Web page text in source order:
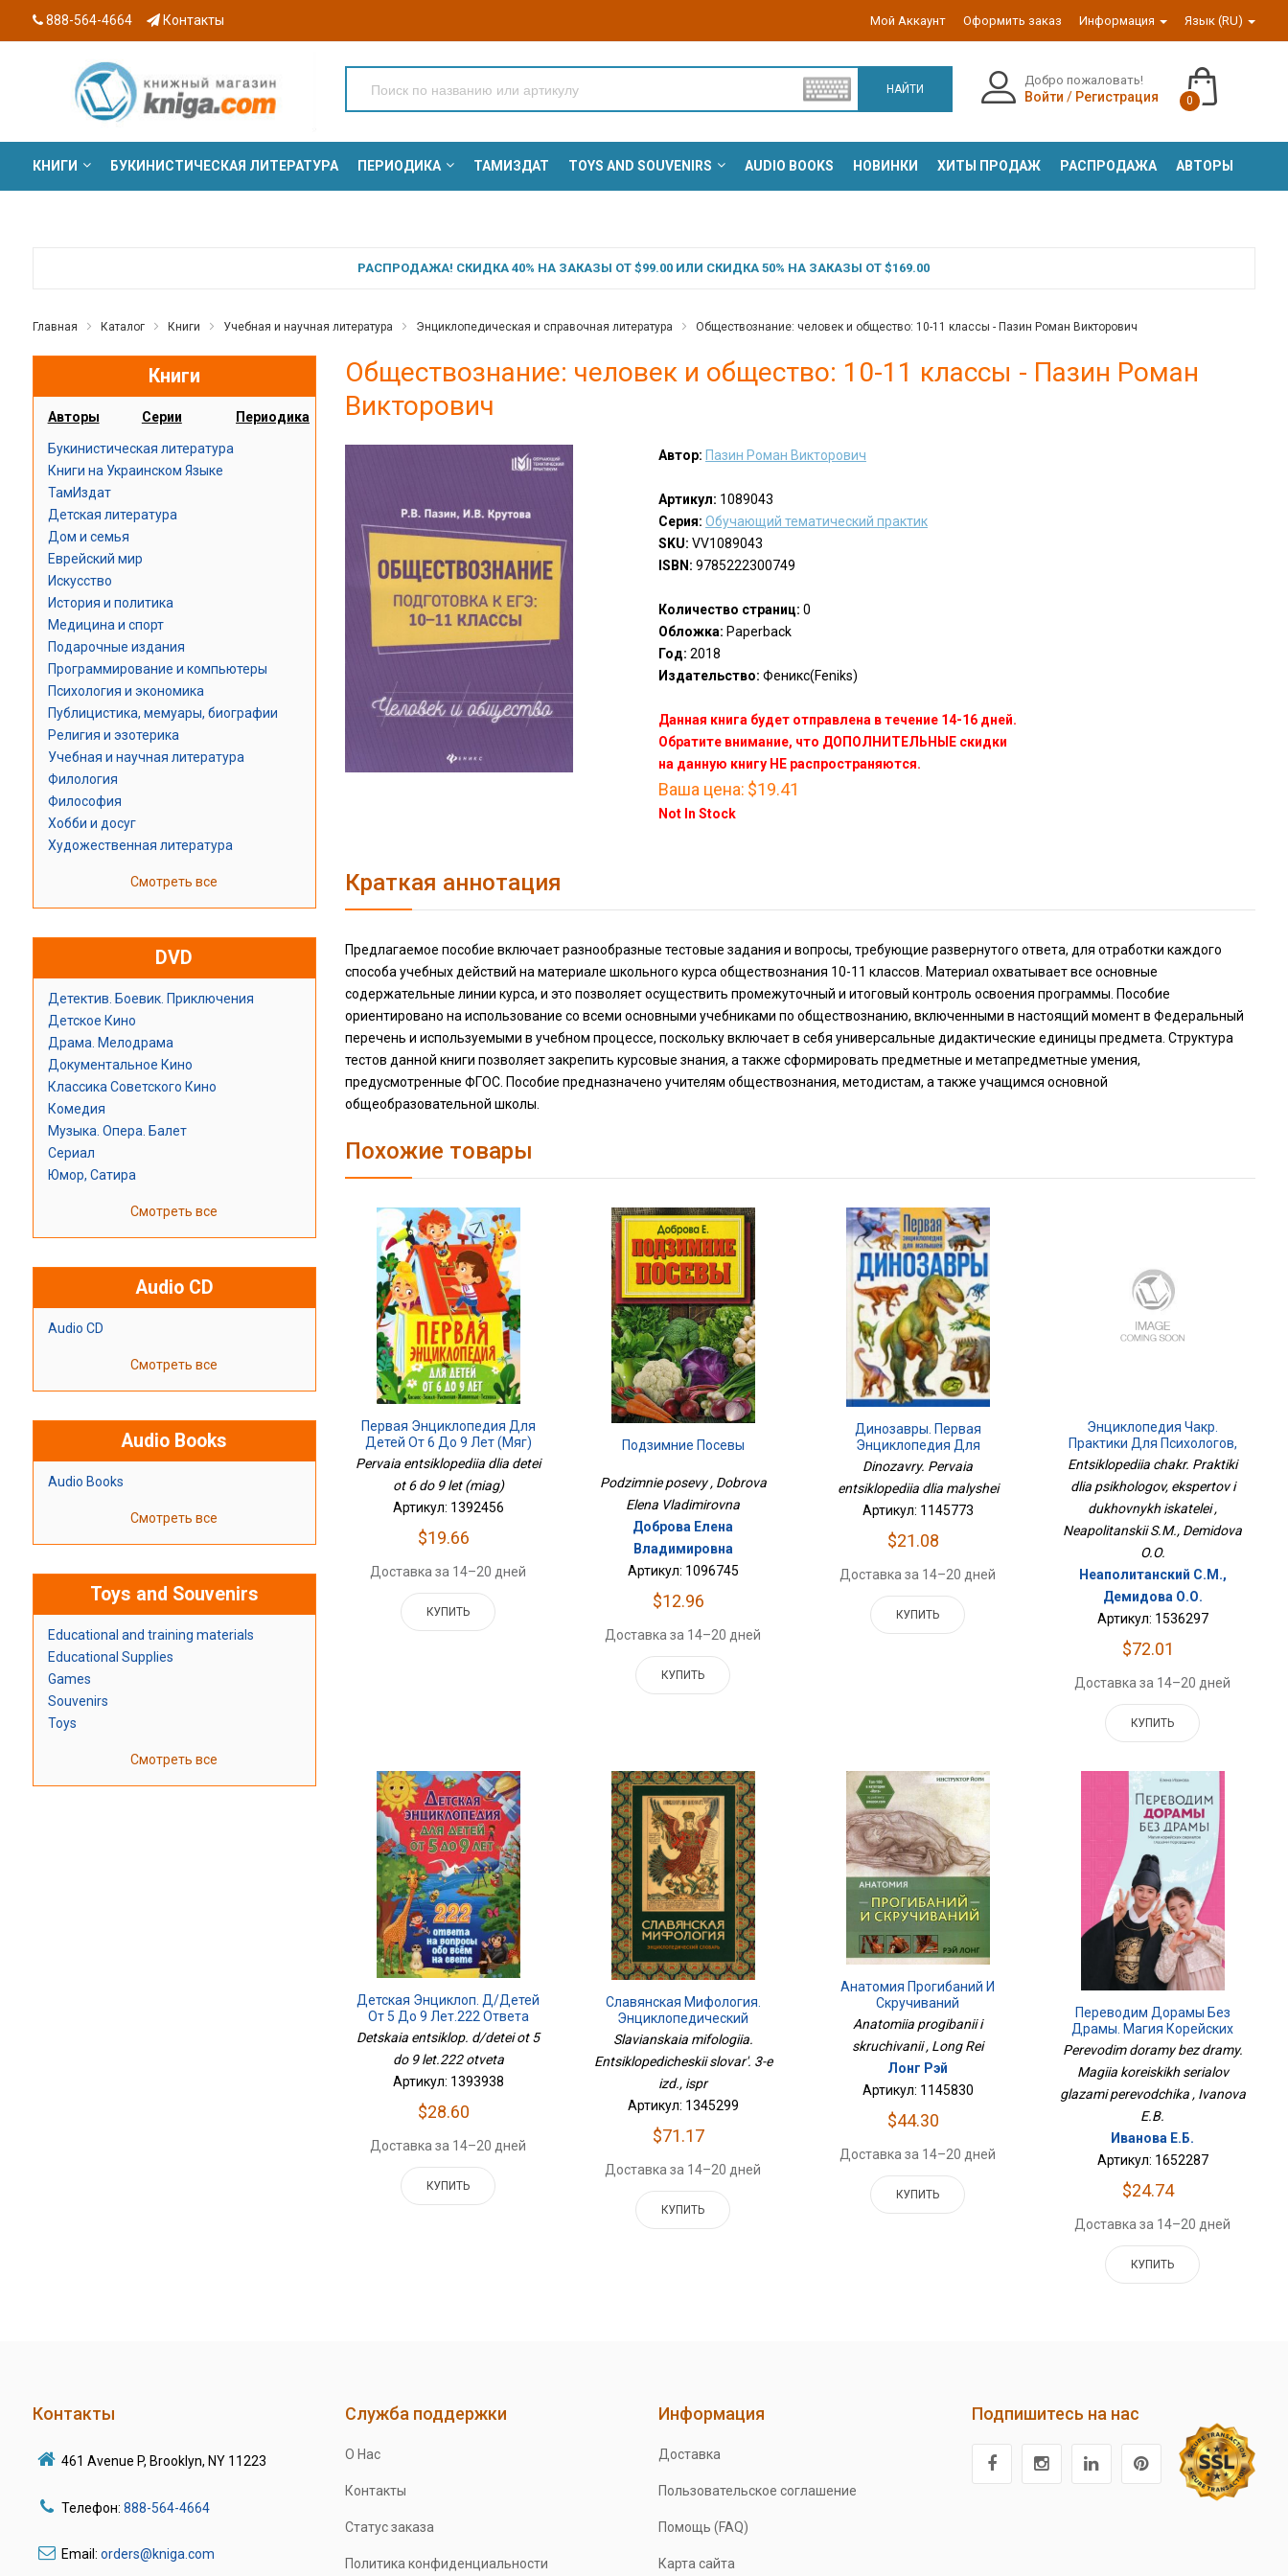
888-564-4664 Контакты Мой Аккаунт Оформить заказ Информация Язык (RU)
НАЙТИ
Добро пожаловать!
Войти / Регистрация 0
КНИГИ БУКИНИСТИЧЕСКАЯ ЛИТЕРАТУРА ПЕРИОДИКА ТАМИЗДАТ TOYS AND SOUVENIRS AUDIO BOOKS НОВИНКИ ХИТЫ ПРОДАЖ РАСПРОДАЖА АВТОРЫ
РАСПРОДАЖА! СКИДКА 40% НА ЗАКАЗЫ ОТ $99.00 ИЛИ СКИДКА 50% НА ЗАКАЗЫ ОТ $169.00
Главная Каталог Книги Учебная и научная литература Энциклопедическая и справочная литература Обществознание: человек и общество: 10-11 классы - Пазин Роман Викторович
Книги
Авторы Серии Периодика
Букинистическая литература
Книги на Украинском Языке
ТамИздат
Детская литература
Дом и семья
Еврейский мир
Искусство
История и политика
Медицина и спорт
Подарочные издания
Программирование и компьютеры
Психология и экономика
Публицистика, мемуары, биографии
Религия и эзотерика
Учебная и научная литература
Филология
Философия
Хобби и досуг
Художественная литература
Смотреть все
DVD
Детектив. Боевик. Приключения
Детское Кино
Драма. Мелодрама
Документальное Кино
Классика Советского Кино
Комедия
Музыка. Опера. Балет
Сериал
Юмор, Сатира
Смотреть все
Audio CD
Audio CD
Смотреть все
Audio Books
Audio Books
Смотреть все
Toys and Souvenirs
Educational and training materials
Educational Supplies
Games
Souvenirs
Toys
Смотреть все
Обществознание: человек и общество: 10-11 классы - Пазин Роман
Викторович
Автор: Пазин Роман Викторович
Артикул: 1089043
Серия: Обучающий тематический практик
SKU: VV1089043
ISBN: 9785222300749
Количество страниц: 0
Обложка: Paperback
Год: 2018
Издательство: Феникс(Feniks)
Данная книга будет отправлена в течение 14-16 дней.
Обратите внимание, что ДОПОЛНИТЕЛЬНЫЕ скидки
на данную книгу НЕ распространяются.
Ваша цена: $19.41
Not In Stock
Краткая аннотация
Предлагаемое пособие включает разнообразные тестовые задания и вопросы, требующие развернутого ответа, для отработки каждого
способа учебных действий на материале школьного курса обществознания 10-11 классов. Материал охватывает все основные
содержательные линии курса, и это позволяет осуществить промежуточный и итоговый контроль освоения программы. Пособие
ориентировано на использование со всеми основными учебниками по обществознанию, включенными в настоящий момент в Федеральный
перечень и используемыми в учебном процессе, поскольку включает в себя универсальные дидактические единицы предмета. Структура
тестов данной книги позволяет закрепить курсовые знания, а также сформировать предметные и метапредметные умения,
предусмотренные ФГОС. Пособие предназначено учителям обществознания, методистам, а также учащимся основной
общеобразовательной школы.
Похожие товары
Первая Энциклопедия Для
Детей От 6 До 9 Лет (мяг)
Pervaia entsiklopediia dlia detei
ot 6 do 9 let (miag)
Артикул: 1392456
$19.66
Доставка за 14–20 дней
КУПИТЬ
Подзимние Посевы
Podzimnie posevy , Dobrova
Elena Vladimirovna
Доброва Елена
Владимировна
Артикул: 1096745
$12.96
Доставка за 14–20 дней
КУПИТЬ
Динозавры. Первая
Энциклопедия Для
Малышей
Dinozavry. Pervaia
entsiklopediia dlia malyshei
Артикул: 1145773
$21.08
Доставка за 14–20 дней
КУПИТЬ
Энциклопедия Чакр.
Практики Для Психологов,
Экспертов И Духовных
Entsiklopediia chakr. Praktiki
dlia psikhologov, ekspertov i
dukhovnykh iskatelei ,
Neapolitanskii S.M., Demidova
O.O.
Неаполитанский С.М.,
Демидова О.О.
Артикул: 1536297
$72.01
Доставка за 14–20 дней
КУПИТЬ
Детская Энциклоп. Д/детей
От 5 До 9 Лет.222 Ответа
Detskaia entsiklop. d/detei ot 5
do 9 let.222 otveta
Артикул: 1393938
$28.60
Доставка за 14–20 дней
КУПИТЬ
Славянская Мифология.
Энциклопедический
Словарь. 3-Е Изд., Испр
Slavianskaia mifologiia.
Entsiklopedicheskii slovar'. 3-e
izd., ispr
Артикул: 1345299
$71.17
Доставка за 14–20 дней
КУПИТЬ
Анатомия Прогибаний И
Скручиваний
Anatomiia progibanii i
skruchivanii , Long Rei
Лонг Рэй
Артикул: 1145830
$44.30
Доставка за 14–20 дней
КУПИТЬ
Переводим Дорамы Без
Драмы. Магия Корейских
Сериалов Глазами
Переводчика
Perevodim doramy bez dramy.
Magiia koreiskikh serialov
glazami perevodchika , Ivanova
E.B.
Иванова Е.Б.
Артикул: 1652287
$24.74
Доставка за 14–20 дней
КУПИТЬ
Контакты
461 Avenue P, Brooklyn, NY 11223
Телефон: 888-564-4664
Email: orders@kniga.com
Служба поддержки
О Нас
Контакты
Статус заказа
Политика конфиденциальности
Информация
Доставка
Пользовательское соглашение
Помощь (FAQ)
Карта сайта
Подпишитесь на нас